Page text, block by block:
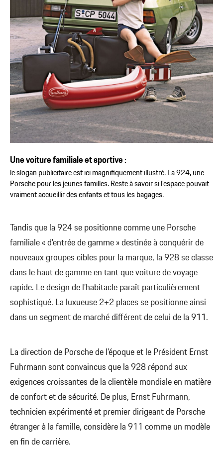
Une voiture familiale et sportive :
le slogan publicitaire est ici magnifiquement illustré. La 924, une
Porsche pour les jeunes familles. Reste à savoir si l’espace pouvait
vraiment accueillir des enfants et tous les bagages.
Tandis que la 924 se positionne comme une Porsche
familiale « d’entrée de gamme » destinée à conquérir de
nouveaux groupes cibles pour la marque, la 928 se classe
dans le haut de gamme en tant que voiture de voyage
rapide. Le design de l’habitacle paraît particulièrement
sophistiqué. La luxueuse 2+2 places se positionne ainsi
dans un segment de marché différent de celui de la 911.
La direction de Porsche de l’époque et le Président Ernst
Fuhrmann sont convaincus que la 928 répond aux
exigences croissantes de la clientèle mondiale en matière
de confort et de sécurité. De plus, Ernst Fuhrmann,
technicien expérimenté et premier dirigeant de Porsche
étranger à la famille, considère la 911 comme un modèle
en fin de carrière.